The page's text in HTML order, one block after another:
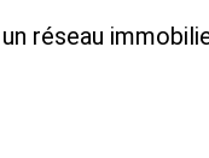
réseau